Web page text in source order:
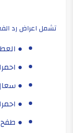
تشمل اعراض رد
●
●
●
●
●